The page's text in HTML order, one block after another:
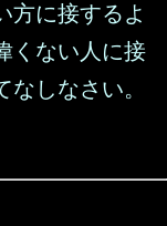
方に接するよ
くない人に接
しなさい。